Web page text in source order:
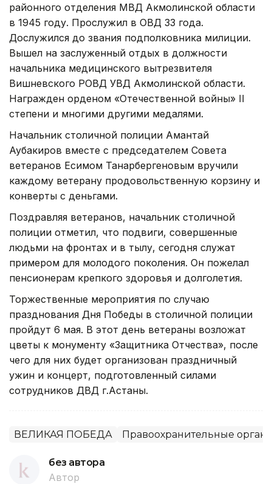
районного отделения МВД Акмолинской области
в 1945 году. Прослужил в ОВД 33 года.
Дослужился до звания подполковника милиции.
Вышел на заслуженный отдых в должности
начальника медицинского вытрезвителя
Вишневского РОВД УВД Акмолинской области.
Награжден орденом «Отечественной войны» II
степени и многими другими медалями.
Начальник столичной полиции Амантай
Аубакиров вместе с председателем Совета
ветеранов Есимом Танарбергеновым вручили
каждому ветерану продовольственную корзину и
конверты с деньгами.
Поздравляя ветеранов, начальник столичной
полиции отметил, что подвиги, совершенные
людьми на фронтах и в тылу, сегодня служат
примером для молодого поколения. Он пожелал
пенсионерам крепкого здоровья и долголетия.
Торжественные мероприятия по случаю
празднования Дня Победы в столичной полиции
пройдут 6 мая. В этот день ветераны возложат
цветы к монументу «Защитника Отчества», после
чего для них будет организован праздничный
ужин и концерт, подготовленный силами
сотрудников ДВД г.Астаны.
ВЕЛИКАЯ ПОБЕДА Правоохранительные
без автора
Автор